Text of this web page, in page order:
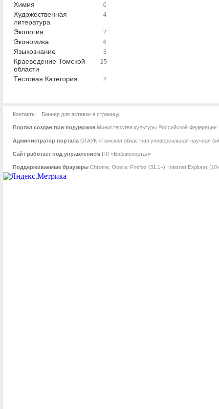
0
Химия
4
Художественная
литература
2
Экология
6
Экономика
3
Языкознание
25
Краеведение Томской
области
2
Тестовая Категория
Контакты Баннер для вставки в страницу
Портал создан при поддержке Министерства культуры Российской Федерации
Администратор портала ОГАУК «Томская областная универсальная научная
Сайт работает под управлением ПП «Библиопортал»
Поддерживаемые браузеры Chrome Opera Firefox (31.1+) Internet Explorer